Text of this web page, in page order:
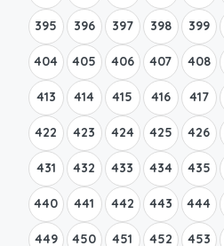
395 396 397 398 399
404 405 406 407 408
413 414 415 416 417
422 423 424 425 426
431 432 433 434 435
440 441 442 443 444
449 450 451 452 453